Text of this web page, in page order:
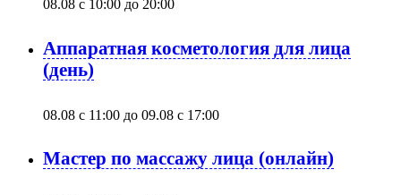
08.08 с 10:00 до 20:00
Аппаратная косметология для лица
(день)
08.08 с 11:00 до 09.08 с 17:00
Мастер по массажу лица (онлайн)